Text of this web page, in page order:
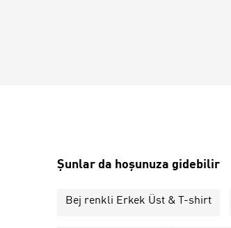
Şunlar da hoşunuza gidebilir
Bej renkli Erkek Üst & T-shirt